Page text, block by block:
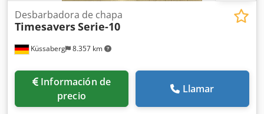
Küssaberg 8.357 km
Desbarbadora de chapa
TimesaversSerie-10
Información de
precio
Llamar